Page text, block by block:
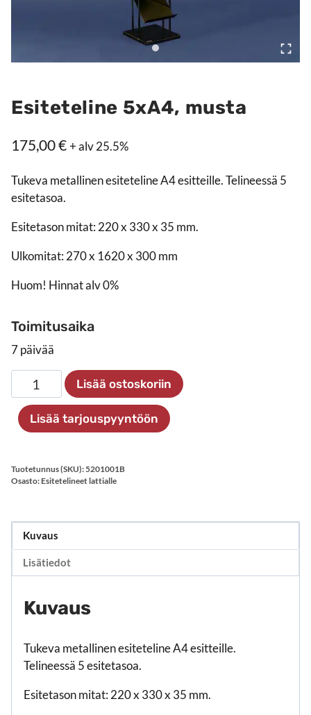
Esiteteline 5xA4, musta
175,00€+ alv 25.5%
Tukeva metallinen esiteteline A4 esitteille. Telineessä 5
esitetasoa.
Esitetason mitat: 220 x 330 x 35 mm.
Ulkomitat: 270 x 1620 x 300 mm
Huom! Hinnat alv 0%
Toimitusaika
7 päivää
Esiteteline
5xA4,
musta
määrä
Lisää ostoskoriin
Lisää tarjouspyyntöön
Tuotetunnus (SKU):5201001B
Osasto: Esitetelineet lattialle
Kuvaus
Lisätiedot
Kuvaus
Tukeva metallinen esiteteline A4 esitteille.
Telineessä 5 esitetasoa.
Esitetason mitat: 220 x 330 x 35 mm.